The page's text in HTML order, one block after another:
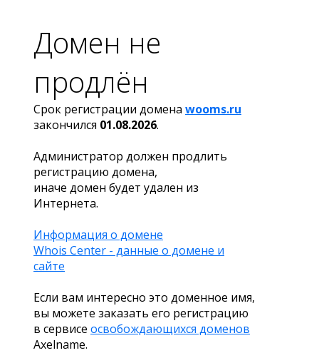
Домен не
продлён
Срок регистрации домена wooms.ru
закончился 01.08.2026.
Администратор должен продлить
регистрацию домена,
иначе домен будет удален из
Интернета.
Информация о домене
Whois Center - данные о домене и
сайте
Если вам интересно это доменное имя,
вы можете заказать его регистрацию
в сервисе освобождающихся доменов
Axelname.